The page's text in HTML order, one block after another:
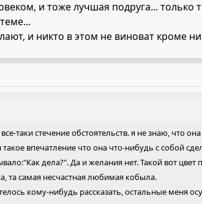
и тоже лучшая подруга...
и никто в этом не виноват кроме
таки стечение обстоятельств. я не знаю, что
впечатление что она что-нибудь с собой
дела?". Да и желания нет. Такой вот цвет
та самая несчастная любимая кобыла.
кому-нибудь рассказать, остальные меня